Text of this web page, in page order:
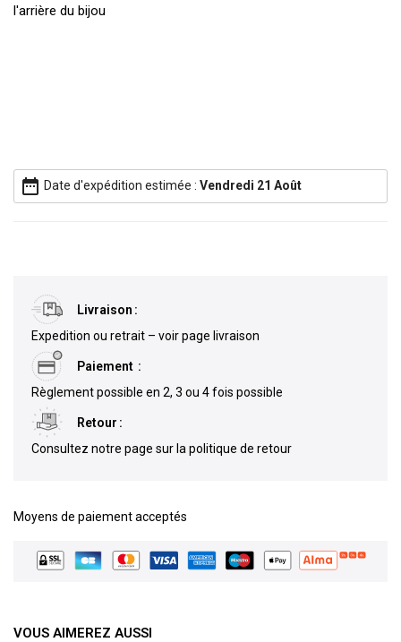
l'arrière du bijou
date_range Date d'expédition estimée : Vendredi 21 Août
Livraison
Expedition ou retrait – voir page livraison
Paiement
Règlement possible en 2, 3 ou 4 fois possible
Retour
Consultez notre page sur la politique de retour
Moyens de paiement acceptés
VOUS AIMEREZ AUSSI